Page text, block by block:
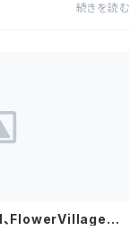
続きを読む
、FlowerVillage営